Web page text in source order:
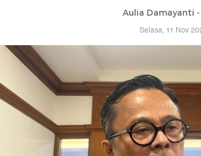
Aulia Damayanti -
Selasa, 11 Nov